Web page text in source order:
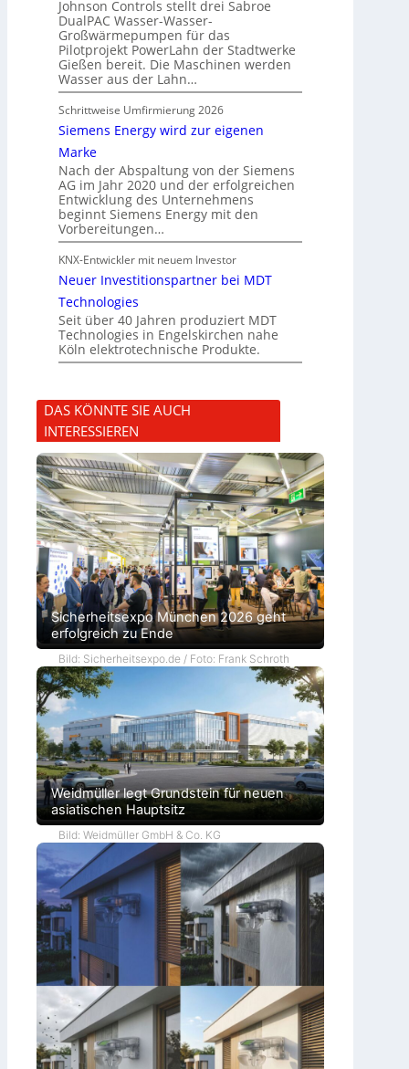
Johnson Controls stellt drei Sabroe
DualPAC Wasser-Wasser-
Großwärmepumpen für das
Pilotprojekt PowerLahn der Stadtwerke
Gießen bereit. Die Maschinen werden
Wasser aus der Lahn…
Schrittweise Umfirmierung 2026
Siemens Energy wird zur eigenen
Marke
Nach der Abspaltung von der Siemens
AG im Jahr 2020 und der erfolgreichen
Entwicklung des Unternehmens
beginnt Siemens Energy mit den
Vorbereitungen…
KNX-Entwickler mit neuem Investor
Neuer Investitionspartner bei MDT
Technologies
Seit über 40 Jahren produziert MDT
Technologies in Engelskirchen nahe
Köln elektrotechnische Produkte.
DAS KÖNNTE SIE AUCH
INTERESSIEREN
Sicherheitsexpo München 2026 geht
erfolgreich zu Ende
Bild: Sicherheitsexpo.de / Foto: Frank Schroth
Weidmüller legt Grundstein für neuen
asiatischen Hauptsitz
Bild: Weidmüller GmbH & Co. KG